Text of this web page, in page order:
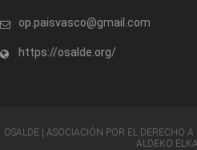
op.paisvasco@gmail.com
https://osalde.org/
OSALDE | ASOCIACIÓN POR EL DERECHO A
ALDEKO